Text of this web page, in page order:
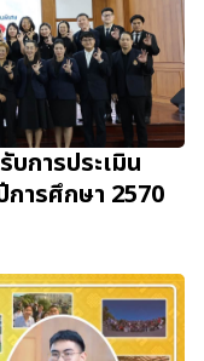
บการประเมิน
ารศึกษา 2570